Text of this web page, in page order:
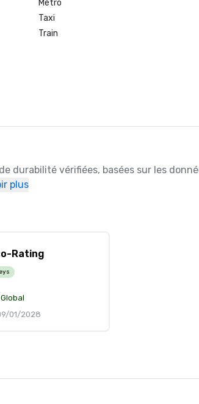
Métro
Taxi
Train
durabilité vérifiées, basées sur les
plus
Rating
01/2028